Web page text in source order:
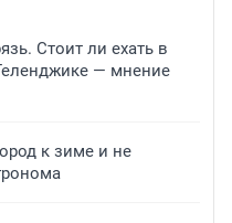
Стоит ли ехать в
— мнение
к зиме и не